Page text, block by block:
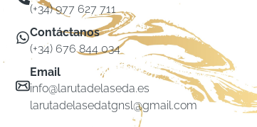
(+34) 977 627 711
Contáctanos
(+34) 676 844 034
Email
info@larutadelaseda.es
larutadelasedatgnsl@gmail.com